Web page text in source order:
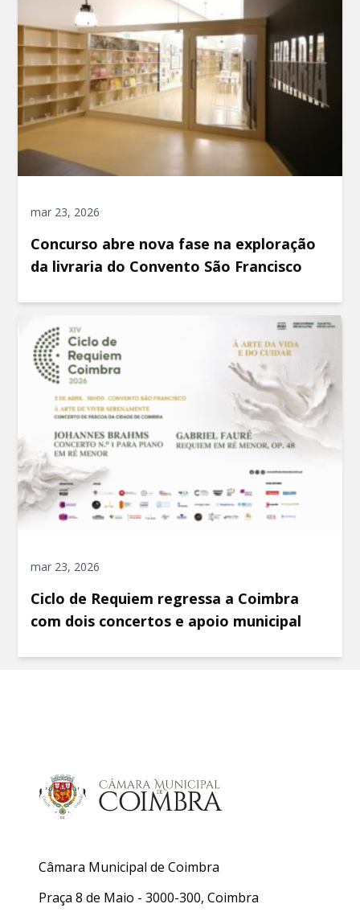
mar 23, 2026
Concurso abre nova fase na exploração
da livraria do Convento São Francisco
mar 23, 2026
Ciclo de Requiem regressa a Coimbra
com dois concertos e apoio municipal
Câmara Municipal de Coimbra
Praça 8 de Maio - 3000-300, Coimbra